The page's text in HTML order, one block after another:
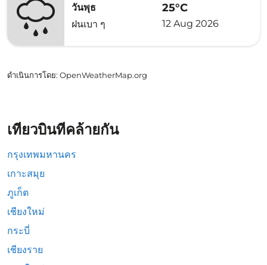
วันพุธ
ฝนเบา ๆ
25°C
12 Aug 2026
ดำเนินการโดย: OpenWeatherMap.org
เที่ยวบินที่คล้ายกัน
กรุงเทพมหานคร
เกาะสมุย
ภูเก็ต
เชียงใหม่
กระบี่
เชียงราย